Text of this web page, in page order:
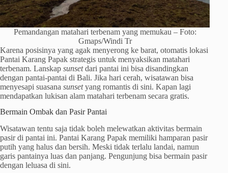
Pemandangan matahari terbenam yang memukau – Foto:
Gmaps/Windi Tr
Karena posisinya yang agak menyerong ke barat, otomatis lokasi
Pantai Karang Papak strategis untuk menyaksikan matahari
terbenam. Lanskap sunsetdari pantai ini bisa disandingkan
dengan pantai-pantai di Bali. Jika hari cerah, wisatawan bisa
menyesapi suasana sunsetyang romantis di sini. Kapan lagi
mendapatkan lukisan alam matahari terbenam secara gratis.
Bermain Ombak dan Pasir Pantai
Wisatawan tentu saja tidak boleh melewatkan aktivitas bermain
pasir di pantai ini. Pantai Karang Papak memiliki hamparan pasir
putih yang halus dan bersih. Meski tidak terlalu landai, namun
garis pantainya luas dan panjang. Pengunjung bisa bermain pasir
dengan leluasa di sini.